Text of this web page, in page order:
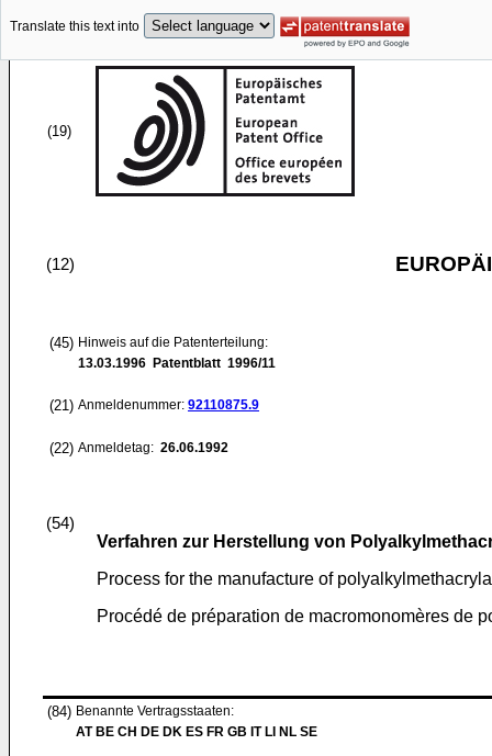
Translate this text into
(19)
(12)
(45) Hinweis auf die Patenterteilung:
13.03.1996 Patentblatt 1996/11
(21) Anmeldenummer: 92110875.9
(22) Anmeldetag: 26.06.1992
(54)
Verfahren zur Herstellung von
Process for the manufacture of
Procédé de préparation de macromonomères de
(84) Benannte Vertragsstaaten:
AT BE CH DE DK ES FR GB IT LI NL SE